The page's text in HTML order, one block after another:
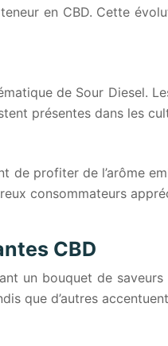
en CBD. Cette
de Sour
présentes dans les
de profiter de l’arôme
consommateurs
CBD
un bouquet de
que d’autres